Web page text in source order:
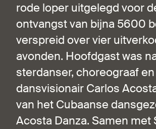
rode loper uitgelegd voor
ontvangst van bijna 5600
verspreid over vier
avonden. Hoofdgast was
sterdanser, choreograaf
dansvisionair Carlos
van het Cubaanse
Acosta Danza. Samen met